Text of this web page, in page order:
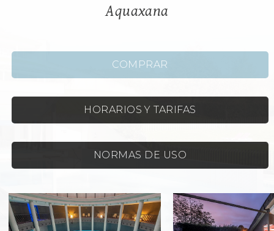
Aquaxana
COMPRAR
HORARIOS Y TARIFAS
NORMAS DE USO